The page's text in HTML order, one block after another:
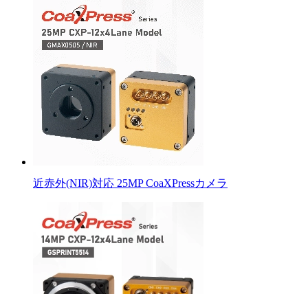
近赤外(NIR)対応 25MP CoaXPressカメラ